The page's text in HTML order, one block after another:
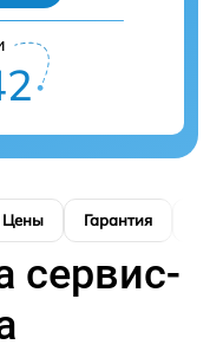
Цены Гарантия
сервис-